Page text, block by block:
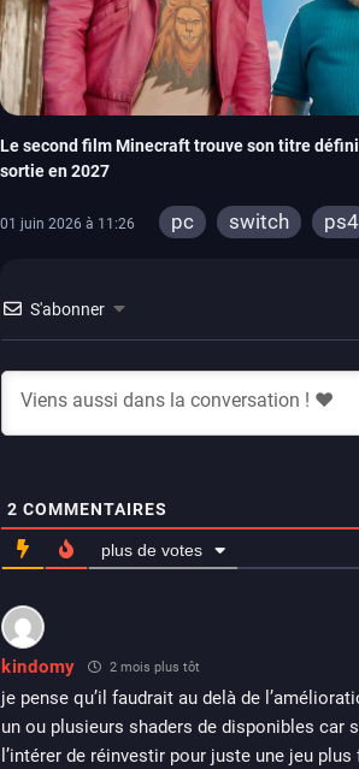
Le second film Minecraft trouve son titre
sortie en 2027
01 juin 2026 à 11:26 pc switch ps4
S'abonner
2 COMMENTAIRES
plus de votes
kindomy 2 mois plus tôt
je pense qu’il faudrait au delà de
un ou plusieurs shaders de disponibles car
l’intérer de réinvestir pour juste une jeu plus